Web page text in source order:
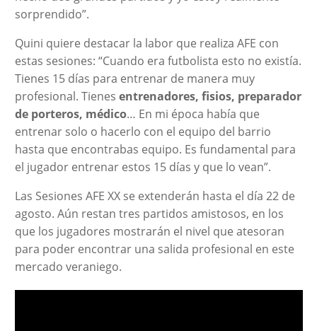
sorprendido”.
Quini quiere destacar la labor que realiza AFE con
estas sesiones: “Cuando era futbolista esto no existía.
Tienes 15 días para entrenar de manera muy
profesional. Tienes entrenadores, fisios, preparador
de porteros, médico… En mi época había que
entrenar solo o hacerlo con el equipo del barrio
hasta que encontrabas equipo. Es fundamental para
el jugador entrenar estos 15 días y que lo vean”.
Las Sesiones AFE XX se extenderán hasta el día 22 de
agosto. Aún restan tres partidos amistosos, en los
que los jugadores mostrarán el nivel que atesoran
para poder encontrar una salida profesional en este
mercado veraniego.